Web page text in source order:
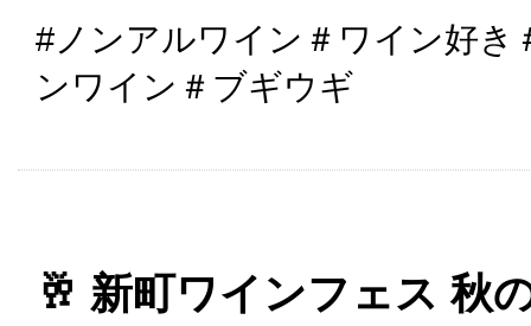
#ノンアルワイン＃ワイン好き
ンワイン＃ブギウギ
🥂 新町ワインフェス 秋